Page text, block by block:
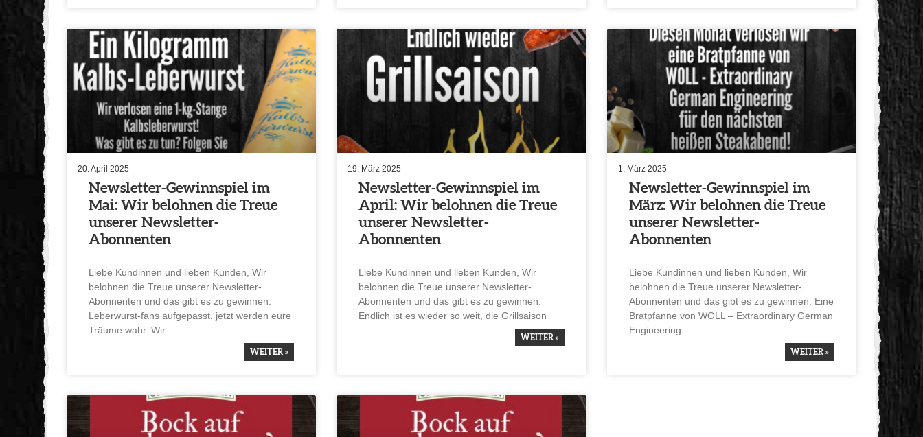
Newsletter-Gewinn­spiel im
Mai: Wir belohnen die Treue
unserer Newsletter-
Abonnenten
Liebe Kundinnen und lieben Kunden, Wir
belohnen die Treue unserer Newsletter-
Abonnenten und das gibt es zu gewinnen.
Leber­wurst-fans aufge­passt, jetzt werden eure
Träume wahr. Wir
WEITER »
20. April 2025
Newsletter-Gewinn­spiel im
April: Wir belohnen die Treue
unserer Newsletter-
Abonnenten
Liebe Kundinnen und lieben Kunden, Wir
belohnen die Treue unserer Newsletter-
Abonnenten und das gibt es zu gewinnen.
Endlich ist es wieder so weit, die Grill­saison
WEITER »
19. März 2025
Newsletter-Gewinn­spiel im
März: Wir belohnen die Treue
unserer Newsletter-
Abonnenten
Liebe Kundinnen und lieben Kunden, Wir
belohnen die Treue unserer Newsletter-
Abonnenten und das gibt es zu gewinnen. Eine
Bratpfanne von WOLL – Extra­or­di­nary German
Enginee­ring
WEITER »
1. März 2025